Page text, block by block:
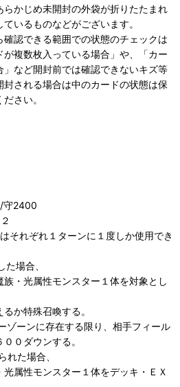
らかじめ未開封の外袋が折りたたまれ
いるものなどがございます。
確認できる範囲での状態のチェックは
複数枚入っている場合」や、「カー
」など開封前では確認できないキズ等
される場合は中のカードの状態は保
さい。
守2400
それぞれ１ターンに１度しか使用でき
場合、
・光属性モンスター１体を対象とし
か特殊召喚する。
ゾーンに存在する限り、相手フィール
０ダウンする。
れた場合、
属性モンスター１体をデッキ・ＥＸ